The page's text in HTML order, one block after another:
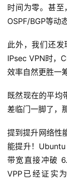
时间为零。甚至
OSPF/BGP等动
此外，我们还
IPsec VPN时，
效率自然更胜一筹
既然现在的平均
差临门一脚了，
提到提升网络性
能提升！Ubuntu
带宽直接冲破
VPP已经证实